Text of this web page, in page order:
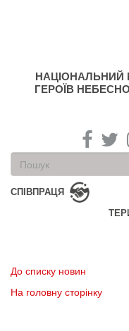
ГЕРОЇВ
Пошукова
форма
Пошук
СПІВПРАЦЯ
До списку новин
На головну сторінку